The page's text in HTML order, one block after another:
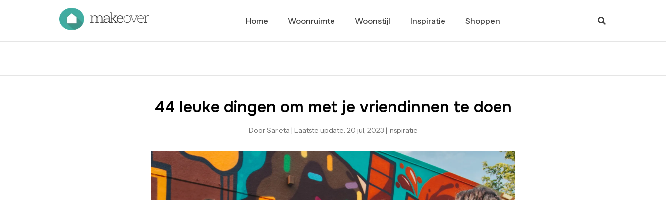
Home Woonruimte Woonstijl Inspiratie Shoppen
44 leuke dingen om met je vriendinnen te doen
DoorSarieta | Laatste update: 20 jul, 2023 | Inspiratie